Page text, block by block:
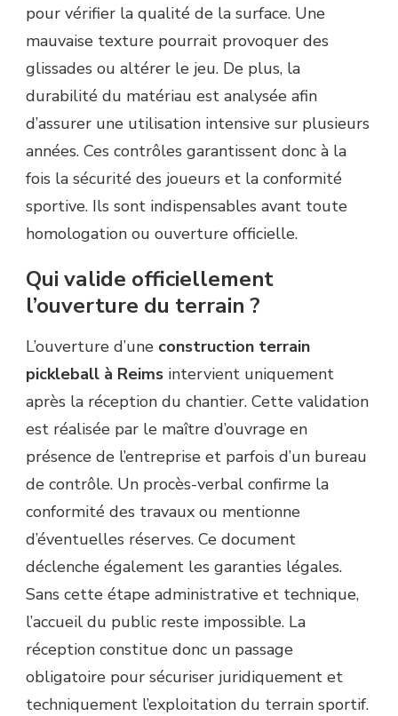
pour vérifier la qualité de la surface. Une
mauvaise texture pourrait provoquer des
glissades ou altérer le jeu. De plus, la
durabilité du matériau est analysée afin
d’assurer une utilisation intensive sur plusieurs
années. Ces contrôles garantissent donc à la
fois la sécurité des joueurs et la conformité
sportive. Ils sont indispensables avant toute
homologation ou ouverture officielle.
Qui valide officiellement
l’ouverture du terrain ?
L’ouverture d’une construction terrain
pickleball à Reims intervient uniquement
après la réception du chantier. Cette validation
est réalisée par le maître d’ouvrage en
présence de l’entreprise et parfois d’un bureau
de contrôle. Un procès-verbal confirme la
conformité des travaux ou mentionne
d’éventuelles réserves. Ce document
déclenche également les garanties légales.
Sans cette étape administrative et technique,
l’accueil du public reste impossible. La
réception constitue donc un passage
obligatoire pour sécuriser juridiquement et
techniquement l’exploitation du terrain sportif.